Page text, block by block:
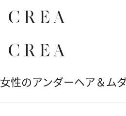
女性のアンダーヘア＆ム